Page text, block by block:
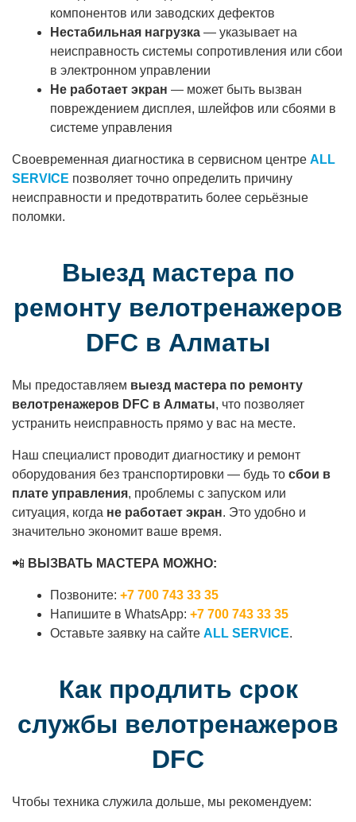
компонентов или заводских дефектов
Нестабильная нагрузка — указывает на
неисправность системы сопротивления или сбои
в электронном управлении
Не работает экран — может быть вызван
повреждением дисплея, шлейфов или сбоями в
системе управления
Своевременная диагностика в сервисном центре ALL
SERVICE позволяет точно определить причину
неисправности и предотвратить более серьёзные
поломки.
Выезд мастера по
ремонту велотренажеров
DFC в Алматы
Мы предоставляем выезд мастера по ремонту
велотренажеров DFC в Алматы, что позволяет
устранить неисправность прямо у вас на месте.
Наш специалист проводит диагностику и ремонт
оборудования без транспортировки — будь то сбои в
плате управления, проблемы с запуском или
ситуация, когда не работает экран. Это удобно и
значительно экономит ваше время.
📲 ВЫЗВАТЬ МАСТЕРА МОЖНО:
Позвоните: +7 700 743 33 35
Напишите в WhatsApp: +7 700 743 33 35
Оставьте заявку на сайте ALL SERVICE.
Как продлить срок
службы велотренажеров
DFC
Чтобы техника служила дольше, мы рекомендуем: